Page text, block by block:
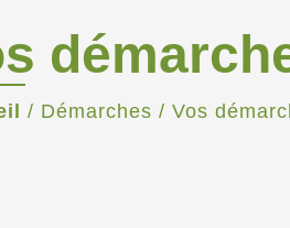
/ Démarches / Vos